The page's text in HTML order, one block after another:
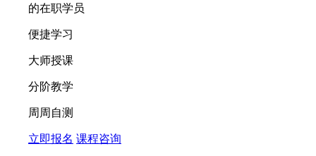
的在职学员
便捷学习
大师授课
分阶教学
周周自测
立即报名 课程咨询